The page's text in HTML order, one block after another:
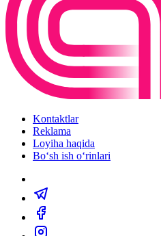
Kontaktlar
Reklama
Loyiha haqida
Bo‘sh ish o‘rinlari